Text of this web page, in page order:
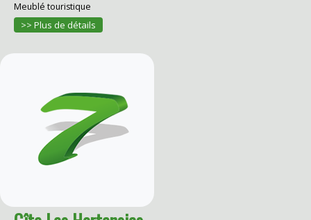
Meublé touristique
>> Plus de détails